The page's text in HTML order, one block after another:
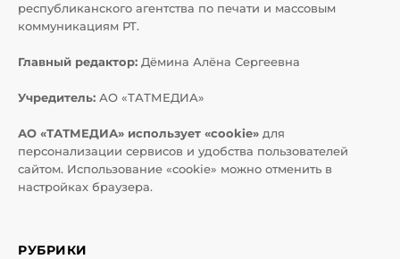
республиканского агентства по печати и массовым
коммуникациям РТ.
Главный редактор: Дёмина Алёна Сергеевна
Учредитель: АО «ТАТМЕДИА»
АО «ТАТМЕДИА» использует «cookie» для
персонализации сервисов и удобства пользователей
сайтом. Использование «cookie» можно отменить в
настройках браузера.
РУБРИКИ